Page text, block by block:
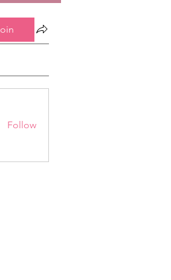
Follow